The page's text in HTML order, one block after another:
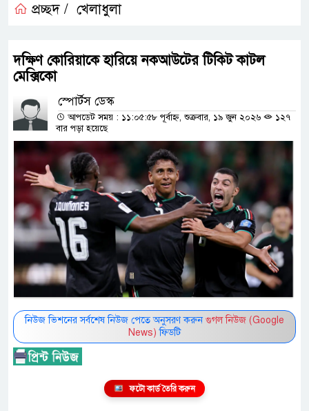
প্রচ্ছদ / খেলাধুলা
দক্ষিণ কোরিয়াকে হারিয়ে নকআউটের টিকিট কাটল
মেক্সিকো
স্পোর্টস ডেস্ক
আপডেট সময় : ১১:০৫:৫৮ পূর্বাহ্ন, শুক্রবার, ১৯ জুন ২০২৬
১২৭
বার পড়া হয়েছে
নিউজ ভিশনের সর্বশেষ নিউজ পেতে অনুসরণ করুন গুগল নিউজ (Google
News) ফিডটি
ফটো কার্ড তৈরি করুন